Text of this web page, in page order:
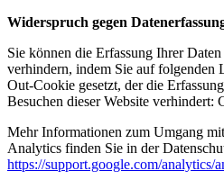
Widerspruch gegen
Sie können die Erfassung Ihrer
verhindern, indem Sie auf
Out-Cookie gesetzt, der die
Besuchen dieser Website verhindert:
Mehr Informationen zum Umgang
Analytics finden Sie in der
https://support.google.com/analytics/